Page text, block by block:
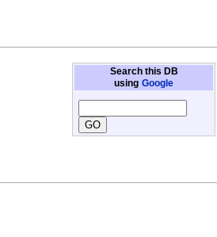
Search this DB
using Google